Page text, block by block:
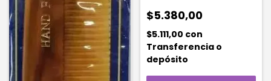
$5.380,00
$5.111,00 con
Transferencia o
depósito